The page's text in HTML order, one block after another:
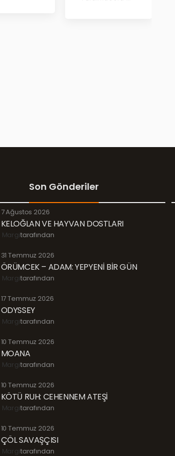
Son Gönderiler
7 Ağustos 2026
KELOĞLAN VE HAYVAN DOSTLARI
Margitarafından
31 Temmuz 2026
ÖRÜMCEK – ADAM: YEPYENİ BİR GÜN
Margitarafından
17 Temmuz 2026
ODYSSEY
Margitarafından
10 Temmuz 2026
MOANA
Margitarafından
10 Temmuz 2026
KÖTÜ RUH: CEHENNEM ATEŞİ
Margitarafından
10 Temmuz 2026
ÇÖL SAVAŞÇISI
Margitarafından